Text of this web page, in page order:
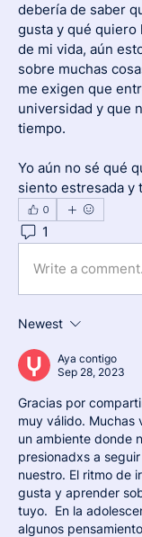
debería de saber
gusta y qué
de mi vida, aún
sobre muchas
me exigen que
universidad y que
tiempo.
Yo aún no sé qué
siento estresada y
0
1
Write a
Newest
Aya contigo
Sep 28, 2023
Gracias por
muy válido. Muchas
un ambiente donde
presionadxs a
nuestro. El ritmo de
gusta y aprender
tuyo.  En la
algunos